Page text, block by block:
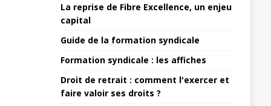
La reprise de Fibre Excellence, un enjeu
capital
Guide de la formation syndicale
Formation syndicale : les affiches
Droit de retrait : comment l'exercer et
faire valoir ses droits ?